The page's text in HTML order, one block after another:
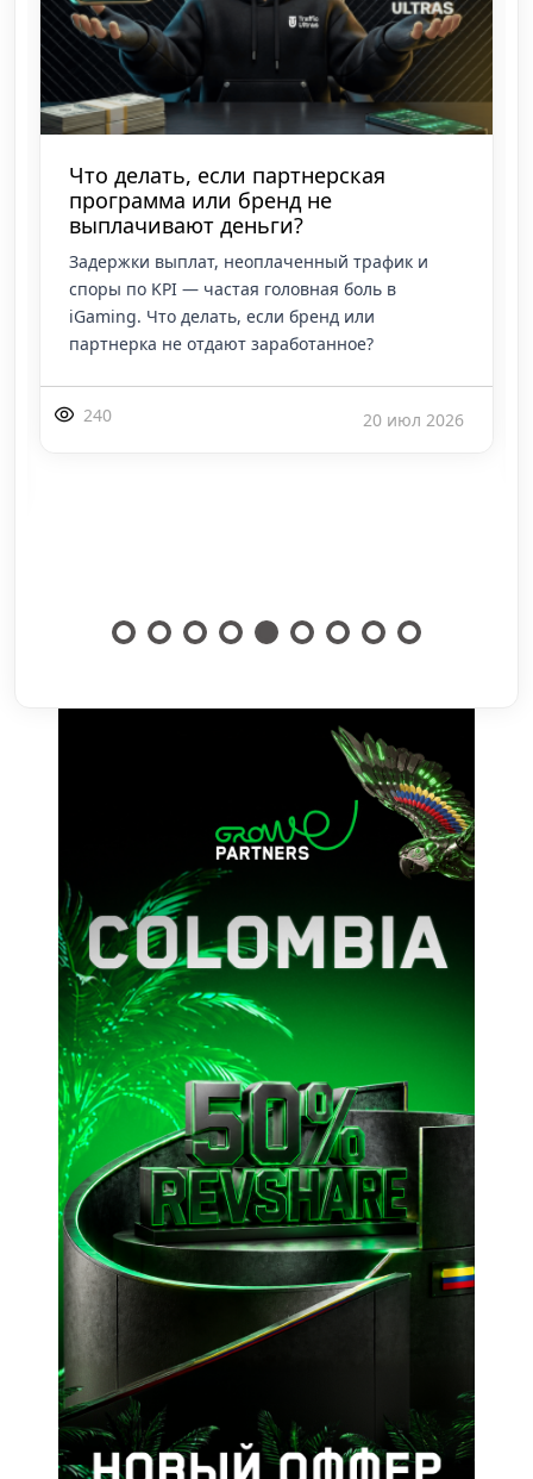
Что делать, если партнерская
программа или бренд не
выплачивают деньги?
Задержки выплат, неоплаченный трафик и
споры по KPI — частая головная боль в
iGaming. Что делать, если бренд или
партнерка не отдают заработанное?
240 20 июл 2026